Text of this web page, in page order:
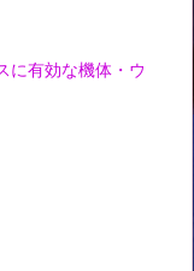
に有効な機体・ウ